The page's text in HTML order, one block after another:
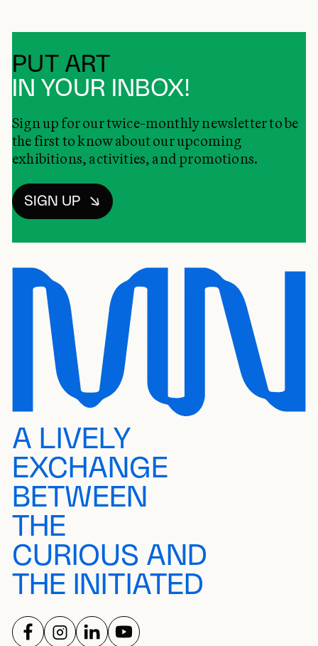
PUT ART
IN YOUR INBOX!
Sign up for our twice-monthly newsletter to be
the first to know about our upcoming
exhibitions, activities, and promotions.
SIGN UP
A LIVELY
EXCHANGE
BETWEEN
THE
CURIOUS AND
THE INITIATED
FOLLOW US ON
FOLLOW US ON
FOLLOW US ON
FOLLOW US ON